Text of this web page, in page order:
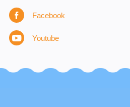
Facebook
Youtube